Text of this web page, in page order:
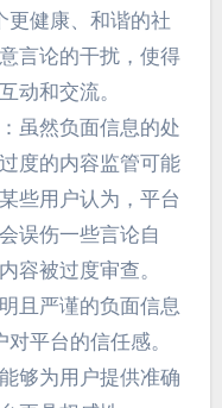
更健康
和谐的社
言论的干扰， 使得
动和交流。
虽然负面信息的处
度的内容监管可能
某些用户认为 ， 平台
误伤一些言论自
容被过度审查。
且严谨的负面信息
对平台的信任感。
能够为用户提供准确